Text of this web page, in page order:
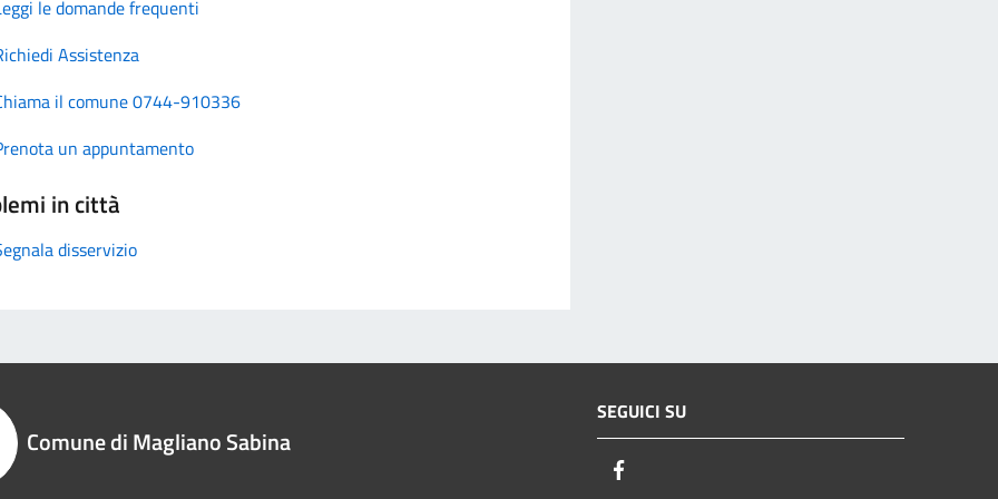
le domande frequenti
Assistenza
il comune 0744-910336
un appuntamento
in città
disservizio
Comune di Magliano Sabina
SEGUICI SU